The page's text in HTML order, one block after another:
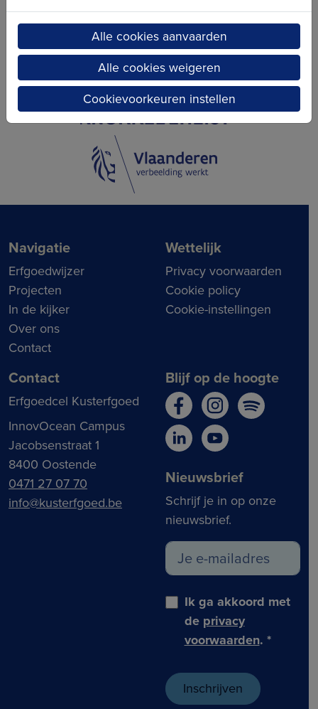
Navigatie
Erfgoedwijzer
Projecten
In de kijker
Over ons
Contact
Wettelijk
Privacy voorwaarden
Cookie policy
Cookie-instellingen
Contact
Erfgoedcel Kusterfgoed
InnovOcean Campus
Jacobsenstraat 1
8400 Oostende
0471 27 07 70
info@kusterfgoed.be
Blijf op de hoogte
Nieuwsbrief
Schrijf je in op onze
nieuwsbrief.
Ik ga akkoord met
de privacy
voorwaarden. *
Alle cookies aanvaarden
Alle cookies weigeren
Cookievoorkeuren instellen